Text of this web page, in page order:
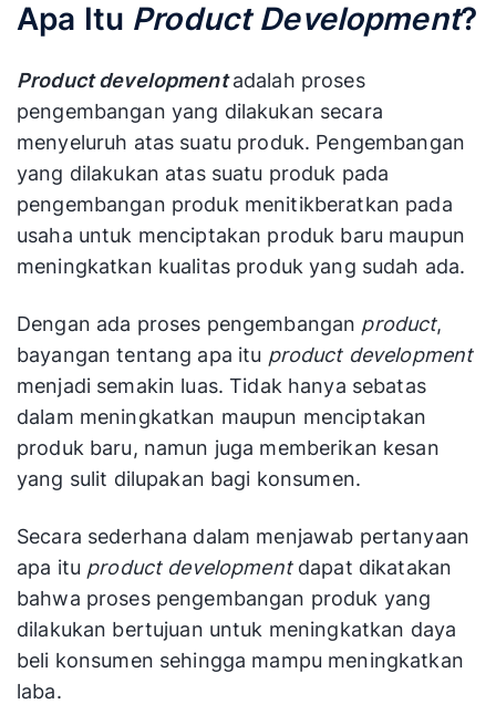
Apa Itu Product Development?
Product developmentadalah proses
pengembangan yang dilakukan secara
menyeluruh atas suatu produk. Pengembangan
yang dilakukan atas suatu produk pada
pengembangan produk menitikberatkan pada
usaha untuk menciptakan produk baru maupun
meningkatkan kualitas produk yang sudah ada.
Dengan ada proses pengembangan product,
bayangan tentang apa itu product development
menjadi semakin luas. Tidak hanya sebatas
dalam meningkatkan maupun menciptakan
produk baru, namun juga memberikan kesan
yang sulit dilupakan bagi konsumen.
Secara sederhana dalam menjawab pertanyaan
apa itu product developmentdapat dikatakan
bahwa proses pengembangan produk yang
dilakukan bertujuan untuk meningkatkan daya
beli konsumen sehingga mampu meningkatkan
laba.